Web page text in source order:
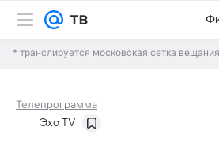
* транслируется московская сетка вещания
Телепрограмма
Эхо TV